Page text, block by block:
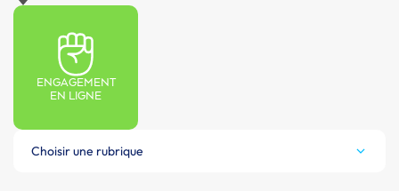
ENGAGEMENT
EN LIGNE
Choisir une rubrique